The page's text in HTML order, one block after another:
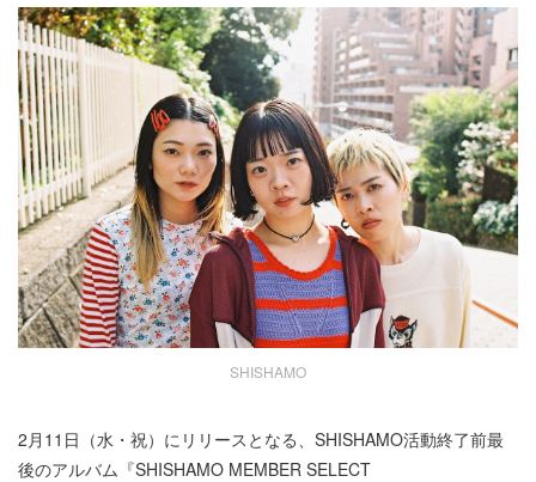
SHISHAMO
2月11日（水・祝）にリリースとなる、SHISHAMO活動終了前最
後のアルバム『SHISHAMO MEMBER SELECT